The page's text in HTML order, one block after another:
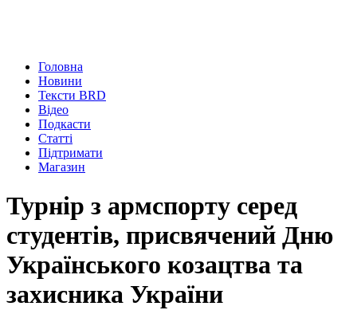
Головна
Новини
Тексти BRD
Відео
Подкасти
Статті
Підтримати
Магазин
Турнір з армспорту серед
студентів, присвячений Дню
Українського козацтва та
захисника України